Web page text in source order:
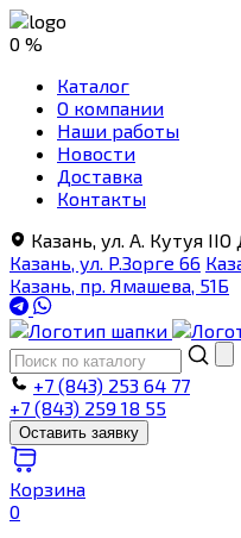
0 %
Каталог
О компании
Наши работы
Новости
Доставка
Контакты
Казань, ул. А. Кутуя IIO
Казань, ул. Р.Зорге 66
Казань, пр. Ямашева, 51Б
+7 (843) 253 64 77
+7 (843) 259 18 55
Оставить заявку
Корзина
0